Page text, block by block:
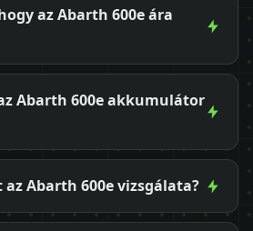
az Abarth 600e ára
Abarth 600e akkumulátor
Abarth 600e vizsgálata?